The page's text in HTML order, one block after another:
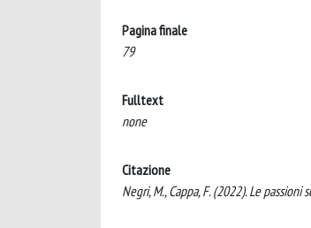
Pagina finale
79
Fulltext
none
Citazione
Negri, M., Cappa, F. (2022). Le